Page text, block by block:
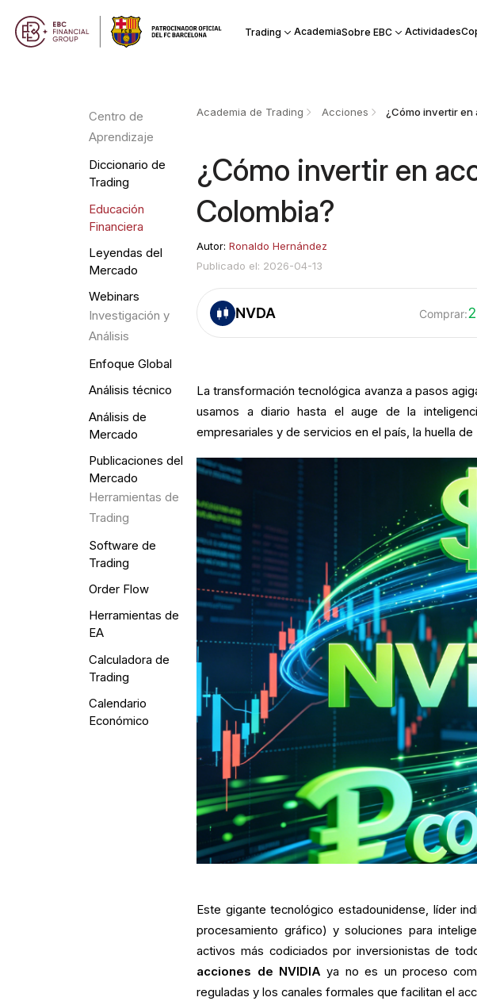
Trading AcademiaSobre EBC Actividades
Centro de
Aprendizaje
Diccionario de
Trading
Educación
Financiera
Leyendas del
Mercado
Webinars
Investigación y
Análisis
Enfoque Global
Análisis técnico
Análisis de
Mercado
Publicaciones del
Mercado
Herramientas de
Trading
Software de
Trading
Order Flow
Herramientas de
EA
Calculadora de
Trading
Calendario
Económico
Academia de Trading Acciones
¿Cómo invertir en
Colombia?
Autor:Ronaldo Hernández
Publicado el: 2026-04-13
NVDA Comprar:
La transformación tecnológica avanza a pasos
usamos a diario hasta el auge de la
empresariales y de servicios en el país, la huella de
Este gigante tecnológico estadounidense, líder
procesamiento gráfico) y soluciones para
activos más codiciados por inversionistas de
acciones de NVIDIA ya no es un proceso
reguladas y los canales formales que facilitan el